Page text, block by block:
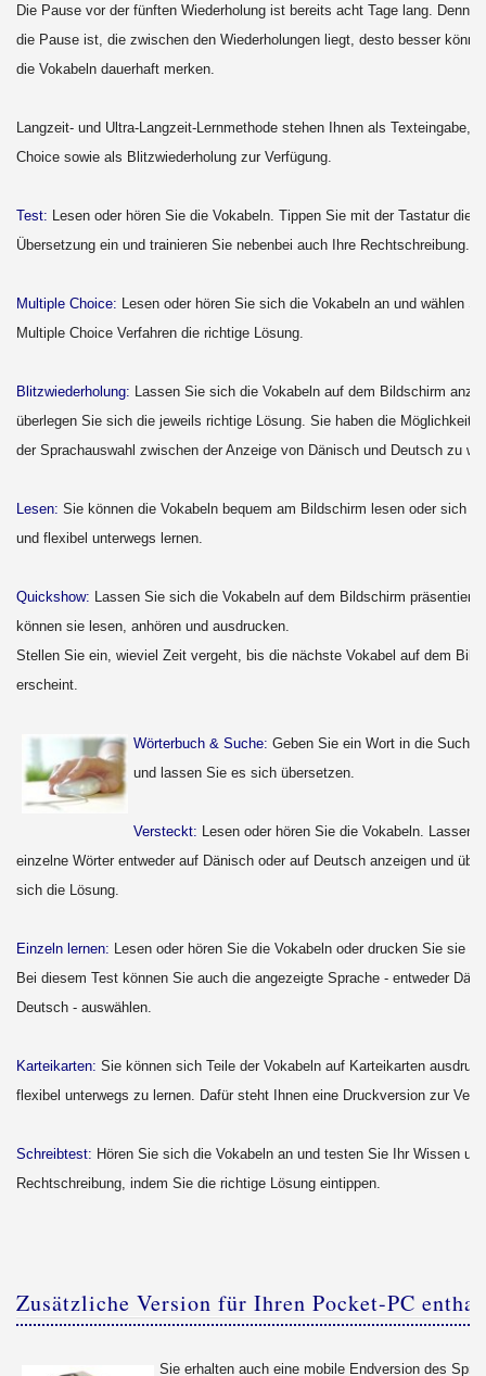
Die Pause vor der fünften Wiederholung ist bereits acht Tage lang. Denn
die Pause ist, die zwischen den Wiederholungen liegt, desto besser
die Vokabeln dauerhaft merken.
Langzeit- und Ultra-Langzeit-Lernmethode stehen Ihnen als Texteingabe,
Choice sowie als Blitzwiederholung zur Verfügung.
Test: Lesen oder hören Sie die Vokabeln. Tippen Sie mit der Tastatur die
Übersetzung ein und trainieren Sie nebenbei auch Ihre Rechtschreibung.
Multiple Choice: Lesen oder hören Sie sich die Vokabeln an und wählen
Multiple Choice Verfahren die richtige Lösung.
Blitzwiederholung: Lassen Sie sich die Vokabeln auf dem Bildschirm
überlegen Sie sich die jeweils richtige Lösung. Sie haben die Möglichkeit,
der Sprachauswahl zwischen der Anzeige von Dänisch und Deutsch zu
Lesen: Sie können die Vokabeln bequem am Bildschirm lesen oder sich
und flexibel unterwegs lernen.
Quickshow: Lassen Sie sich die Vokabeln auf dem Bildschirm
können sie lesen, anhören und ausdrucken.
Stellen Sie ein, wieviel Zeit vergeht, bis die nächste Vokabel auf dem
erscheint.
Wörterbuch & Suche: Geben Sie ein Wort in die
und lassen Sie es sich übersetzen.
Versteckt: Lesen oder hören Sie die Vokabeln. Lassen
einzelne Wörter entweder auf Dänisch oder auf Deutsch anzeigen und
sich die Lösung.
Einzeln lernen: Lesen oder hören Sie die Vokabeln oder drucken Sie sie
Bei diesem Test können Sie auch die angezeigte Sprache - entweder
Deutsch - auswählen.
Karteikarten: Sie können sich Teile der Vokabeln auf Karteikarten
flexibel unterwegs zu lernen. Dafür steht Ihnen eine Druckversion zur
Schreibtest: Hören Sie sich die Vokabeln an und testen Sie Ihr Wissen
Rechtschreibung, indem Sie die richtige Lösung eintippen.
Zusätzliche Version für Ihren Pocket-PC
Sie erhalten auch eine mobile Endversion des